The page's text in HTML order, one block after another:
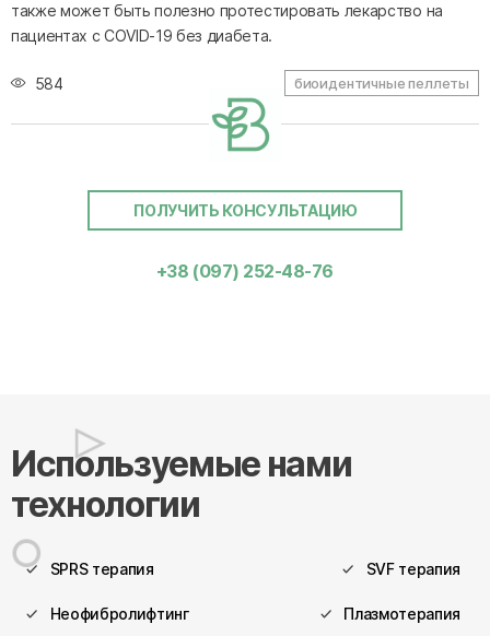
также может быть полезно протестировать лекарство на
пациентах с COVID-19 без диабета.
584 биоидентичные пеллеты
ПОЛУЧИТЬ КОНСУЛЬТАЦИЮ
+38 (097) 252-48-76
Используемые нами
технологии
SPRS терапия SVF терапия
Неофибролифтинг Плазмотерапия